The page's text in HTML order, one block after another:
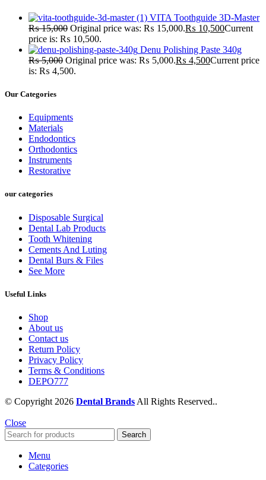
VITA Toothguide 3D-Master
₨15,000 Original price was: ₨ 15,000.₨ 10,500Current
price is: ₨ 10,500.
Denu Polishing Paste 340g
₨5,000 Original price was: ₨ 5,000.₨ 4,500Current price
is: ₨ 4,500.
Our Categories
Equipments
Materials
Endodontics
Orthodontics
Instruments
Restorative
our categories
Disposable Surgical
Dental Lab Products
Tooth Whitening
Cements And Luting
Dental Burs & Files
See More
Useful Links
Shop
About us
Contact us
Return Policy
Privacy Policy
Terms & Conditions
DEPO777
© Copyright 2026 Dental Brands All Rights Reserved..
Close
Search
Menu
Categories